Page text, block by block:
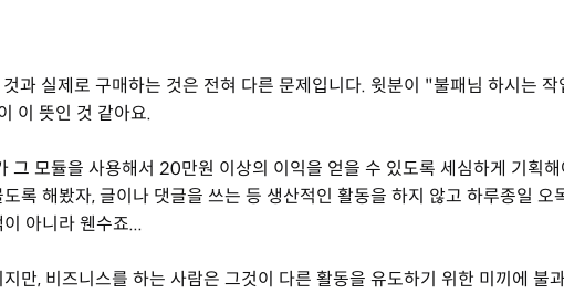
과 실제로 구매하는 것은 전혀 다른 문제입니다. 윗분이 "불패님 하시는 작
이 뜻인 것 같아요.
그 모듈을 사용해서 20만원 이상의 이익을 얻을 수 있도록 세심하게 기획
록 해봤자, 글이나 댓글을 쓰는 등 생산적인 활동을 하지 않고 하루종일 오
아니라 웬수죠...
만, 비즈니스를 하는 사람은 그것이 다른 활동을 유도하기 위한 미끼에 불